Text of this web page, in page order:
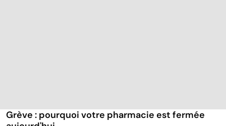
Grève : pourquoi votre pharmacie est fermée